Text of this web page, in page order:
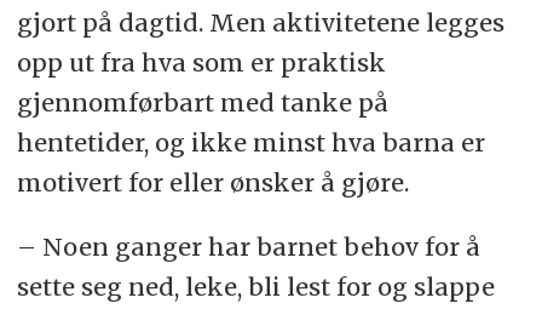
gjort på dagtid. Men aktivitetene legges
opp ut fra hva som er praktisk
gjennomførbart med tanke på
hentetider, og ikke minst hva barna er
motivert for eller ønsker å gjøre.
– Noen ganger har barnet behov for å
sette seg ned, leke, bli lest for og slappe